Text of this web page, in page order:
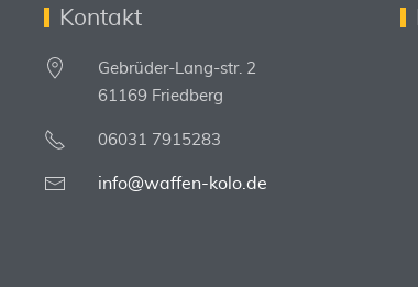
Kontakt
Gebrüder-Lang-str. 2
61169 Friedberg
06031 7915283
info@waffen-kolo.de